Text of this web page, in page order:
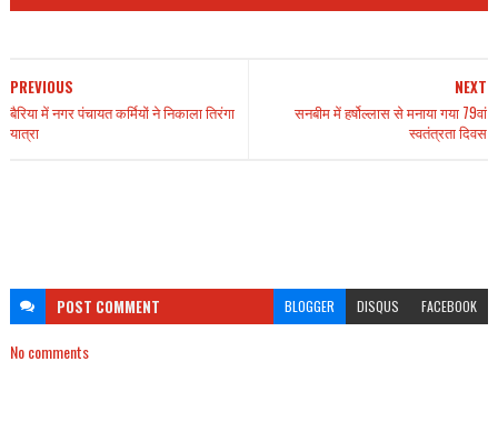
NEXT
सनबीम में हर्षोल्लास से मनाया गया 79वां
स्वतंत्रता दिवस
PREVIOUS
बैरिया में नगर पंचायत कर्मियों ने निकाला तिरंगा
यात्रा
POST COMMENT BLOGGER DISQUS FACEBOOK
No comments